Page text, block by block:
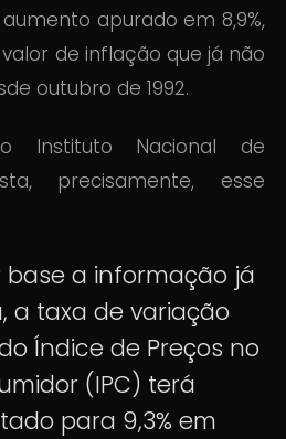
apurado em 8,9%,
de inflação que já não
outubro de 1992.
Instituto Nacional de
precisamente, esse
base a informação já
a taxa de variação
Índice de Preços no
(IPC) terá
para 9,3% em